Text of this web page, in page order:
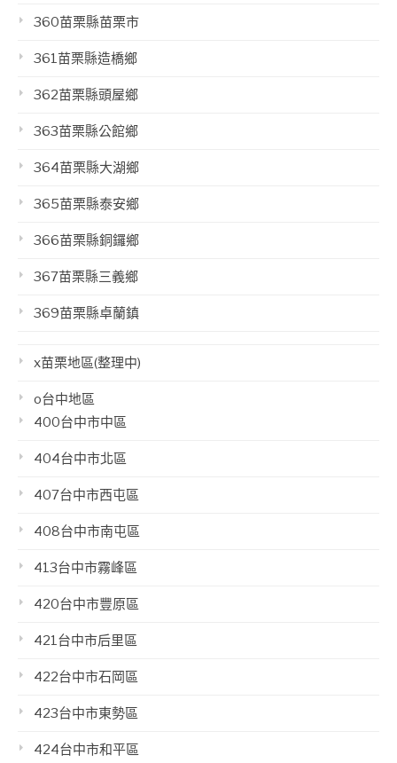
360苗栗縣苗栗市
361苗栗縣造橋鄉
362苗栗縣頭屋鄉
363苗栗縣公館鄉
364苗栗縣大湖鄉
365苗栗縣泰安鄉
366苗栗縣銅鑼鄉
367苗栗縣三義鄉
369苗栗縣卓蘭鎮
x苗栗地區(整理中)
o台中地區
400台中市中區
404台中市北區
407台中市西屯區
408台中市南屯區
413台中市霧峰區
420台中市豐原區
421台中市后里區
422台中市石岡區
423台中市東勢區
424台中市和平區